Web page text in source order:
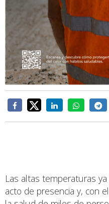
Las altas temperaturas
acto de presencia y, con